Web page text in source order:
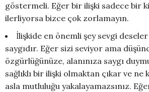
göstermeli. Eğer bir ilişki sadece bir
ilerliyorsa bizce çok zorlamayın.
İlişkide en önemli şey sevgi
saygıdır. Eğer sizi seviyor ama
özgürlüğünüze, alanınıza saygı
sağlıklı bir ilişki olmaktan çıkar ve ne
asla mutluluğu yakalayamazsınız.